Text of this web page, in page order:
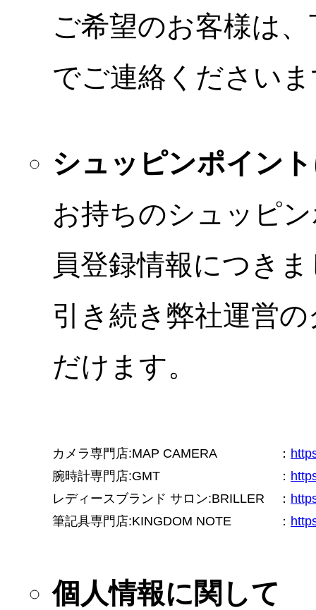
ご希望のお客様は
でご連絡ください
シュッピンポイン
お持ちのシュッピ
員登録情報につき
引き続き弊社運営
だけます。
カメラ専門店:MAP CAMERA ：
腕時計専門店:GMT
：
レディースブランド サロン:BRILLER
：
筆記具専門店:KINGDOM NOTE
：
個人情報に関して